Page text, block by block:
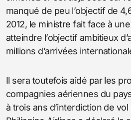
manqué de peu l’objectif de
2012, le ministre fait face à
atteindre l’objectif ambitieux
millions d’arrivées
Il sera toutefois aidé par les
compagnies aériennes du
à trois ans d’interdiction de vol